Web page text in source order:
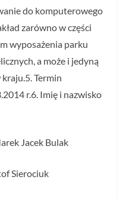
do komputerowego
zarówno w części
wyposażenia parku
a może i jedyną
Termin
r.6. Imię i nazwisko
Jacek Bulak
Sierociuk